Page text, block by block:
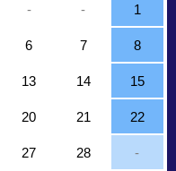
- - 1
6 7 8
13 14 15
20 21 22
27 28 -